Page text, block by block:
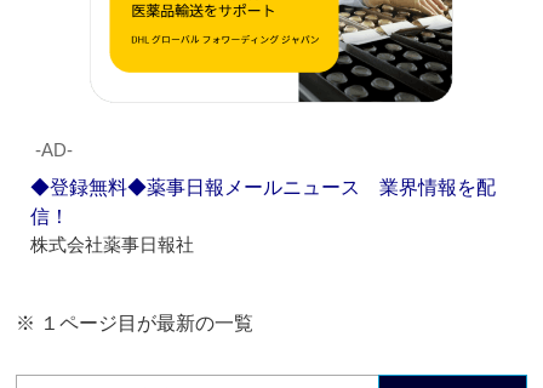
‐AD‐
◆登録無料◆薬事日報メールニュース 業界情報を配
信！
株式会社薬事日報社
※ １ページ目が最新の一覧